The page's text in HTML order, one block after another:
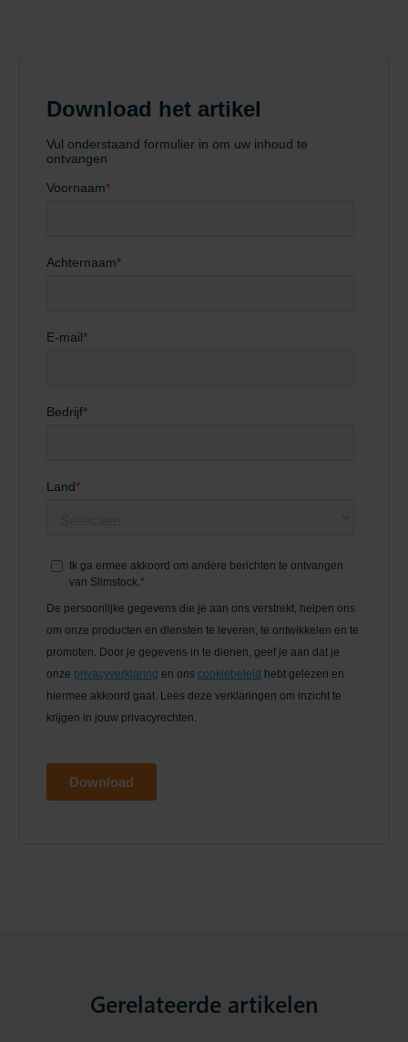
Gerelateerde artikelen